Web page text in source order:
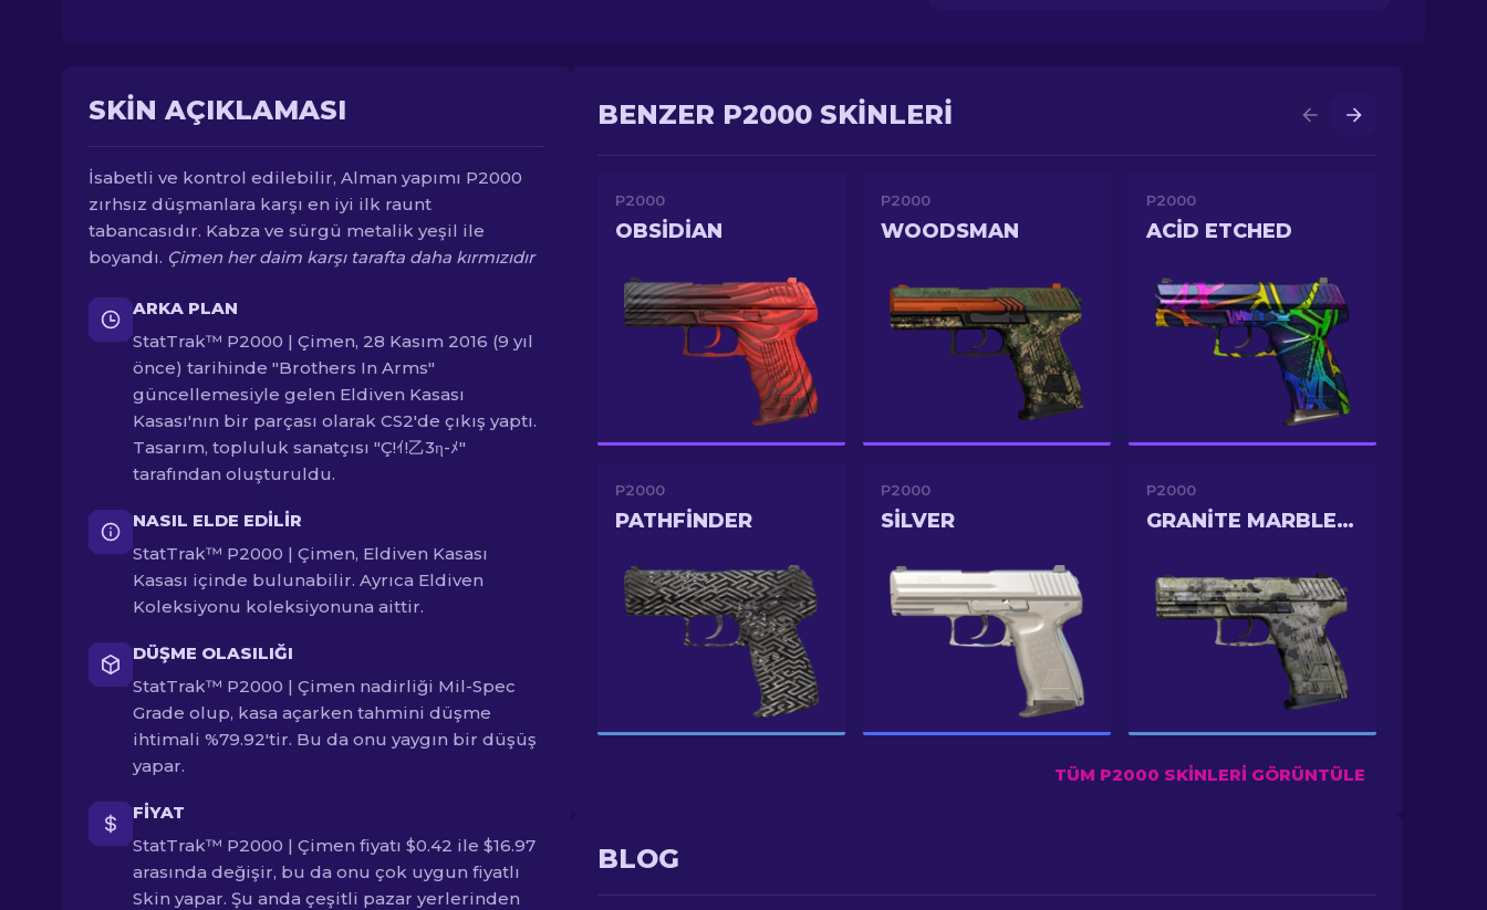
SKIN AÇIKLAMASI
İsabetli ve kontrol edilebilir, Alman yapımı P2000
zırhsız düşmanlara karşı en iyi ilk raunt
tabancasıdır. Kabza ve sürgü metalik yeşil ile
boyandı. Çimen her daim karşı tarafta daha kırmızıdır
ARKA PLAN
StatTrak™ P2000 | Çimen, 28 Kasım 2016 (9 yıl
önce) tarihinde "Brothers In Arms"
güncellemesiyle gelen Eldiven Kasası
Kasası'nın bir parçası olarak CS2'de çıkış yaptı.
Tasarım, topluluk sanatçısı "Ç!ｲ!乙3η-ﾒ"
tarafından oluşturuldu.
NASIL ELDE EDILIR
StatTrak™ P2000 | Çimen, Eldiven Kasası
Kasası içinde bulunabilir. Ayrıca Eldiven
Koleksiyonu koleksiyonuna aittir.
DÜŞME OLASILIĞI
StatTrak™ P2000 | Çimen nadirliği Mil-Spec
Grade olup, kasa açarken tahmini düşme
ihtimali %79.92'tir. Bu da onu yaygın bir düşüş
yapar.
FIYAT
StatTrak™ P2000 | Çimen fiyatı $0.42 ile $16.97
arasında değişir, bu da onu çok uygun fiyatlı
Skin yapar. Şu anda çeşitli pazar yerlerinden
BENZER P2000 SKINLERI
P2000
OBSIDIAN
P2000
WOODSMAN
P2000
ACID ETCHED
P2000
PATHFINDER
P2000
SILVER
P2000
GRANITE MARBLEIZED
TÜM P2000 SKINLERI GÖRÜNTÜLE
BLOG